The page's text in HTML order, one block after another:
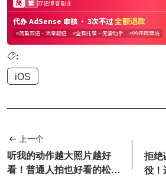
:
iOS
上一个
听我的动作越大照片越好
看！普通人拍也好看的松弛
拒绝
役！